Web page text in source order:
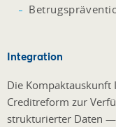
Integration
Die
Creditreform zur
strukturierter Daten